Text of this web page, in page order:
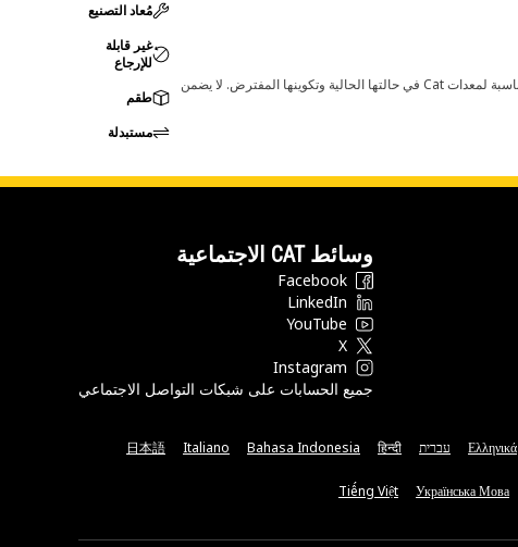
قد تؤدي أي تغييرات في ضبط الشركة المصنعة إلى عدم ملاءمة المنتج لمعدات Cat لديك. يرجى استشارة وكيل Cat لديك قبل الشراء للتأكد من أن هذه القطعة مناسبة لمعدات Cat في حالتها الحالية وتكوينها المفترض. لا يضمن
مُعاد التصنيع
غير قابلة
للإرجاع
طقم
مستبدلة
وسائط CAT الاجتماعية
Facebook
LinkedIn
YouTube
X
Instagram
جميع الحسابات على شبكات التواصل الاجتماعي
Ελληνικά עברית हिन्दी
Bahasa Indonesia
Italiano
日本語
Українська Мова
Tiếng Việt